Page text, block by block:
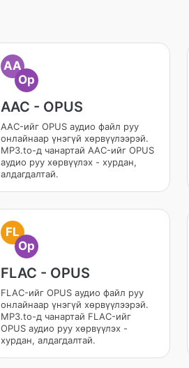
AA
Op
AAC - OPUS
AAC-ийг OPUS аудио файл руу
онлайнаар үнэгүй хөрвүүлээрэй.
MP3.to-д чанартай AAC-ийг OPUS
аудио руу хөрвүүлэх - хурдан,
алдагдалтай.
FL
Op
FLAC - OPUS
FLAC-ийг OPUS аудио файл руу
онлайнаар үнэгүй хөрвүүлээрэй.
MP3.to-д чанартай FLAC-ийг
OPUS аудио руу хөрвүүлэх -
хурдан, алдагдалтай.